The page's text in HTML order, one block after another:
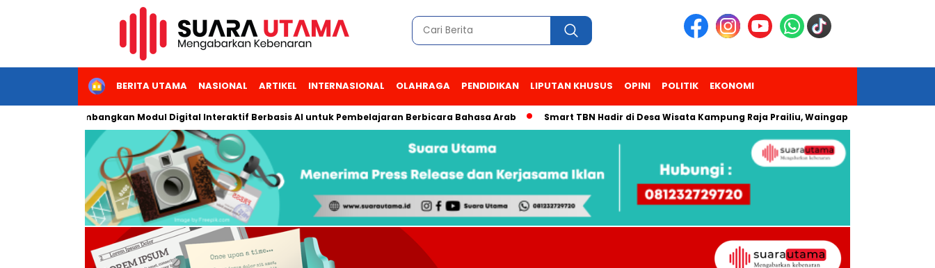
HOMEBERITA UTAMA NASIONAL ARTIKEL INTERNASIONAL OLAHRAGA PENDIDIKAN LIPUTAN KHUSUS OPINI POLITIK EKONOMI
Kembangkan Modul Digital Interaktif Berbasis AI untuk Pembelajaran Berbicara Bahasa Arab Smart TBN Hadir di Desa Wisata Kampung Raja Prailiu, Waingapu!